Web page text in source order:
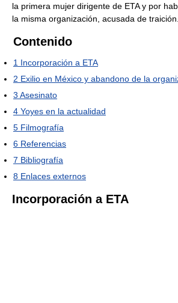
la primera mujer dirigente de ETA y por
la misma organización, acusada de traición.
Contenido
1 Incorporación a ETA
2 Exilio en México y abandono de la
3 Asesinato
4 Yoyes en la actualidad
5 Filmografía
6 Referencias
7 Bibliografía
8 Enlaces externos
Incorporación a ETA